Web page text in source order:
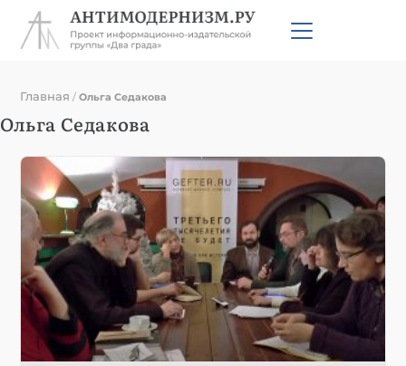
Главная /Ольга Седакова
Ольга Седакова